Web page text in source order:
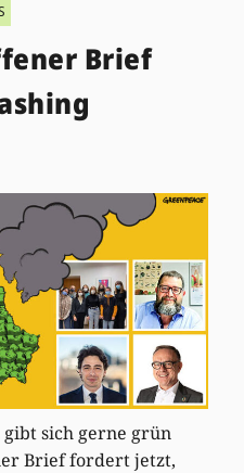
Brief
sich gerne grün
Brief fordert jetzt,